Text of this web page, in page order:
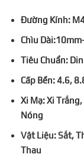
Đường Kính:
Chìu
Tiêu Chuẩn:
Cấp Bền: 4.6,
Xi Mạ: Xi
Nóng
Vật Liệu: Sắt,
Thau